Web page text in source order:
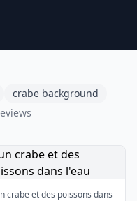
crabe background
crabe et des poissons dans